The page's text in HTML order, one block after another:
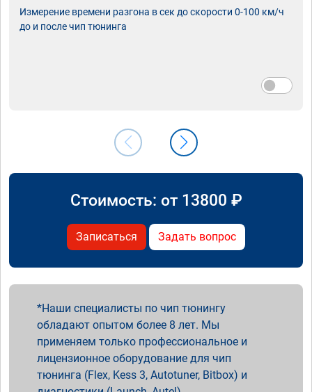
Измерение времени разгона в сек до скорости 0-100 км/ч
до и после чип тюнинга
Стоимость: от 13800 ₽
Записаться Задать вопрос
Наши специалисты по чип тюнингу
обладают опытом более 8 лет. Мы
применяем только профессиональное и
лицензионное оборудование для чип
тюнинга (Flex, Kess 3, Autotuner, Bitbox) и